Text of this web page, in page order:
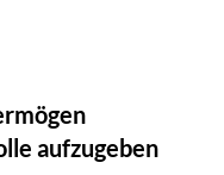
diese
Police der
Die
Beispiel vor:
aufzugeben